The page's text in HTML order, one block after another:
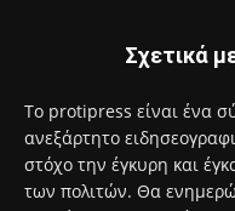
5 Αυγούστου 2026
Συλλυπητήριο μήνυμα
απώλεια του Θοδωρή
5 Αυγούστου 2026
Ο Δήμος Περιστερίου